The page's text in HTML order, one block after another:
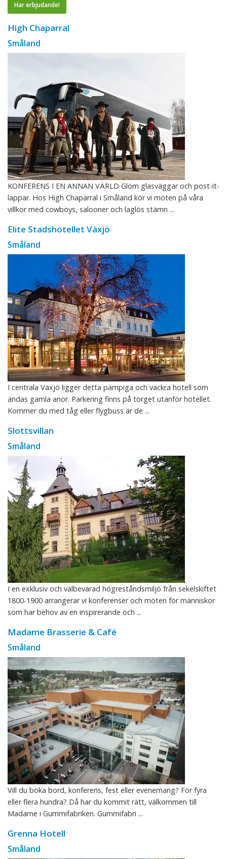
Har erbjudande!
High Chaparral
Småland
KONFERENS I EN ANNAN VÄRLD Glöm glasväggar och post-it-
lappar. Hos High Chaparral i Småland kör vi möten på våra
villkor med cowboys, salooner och laglös stämn ...
Elite Stadshotellet Växjö
Småland
I centrala Växjö ligger detta pampiga och vackra hotell som
andas gamla anor. Parkering finns på torget utanför hotellet.
Kommer du med tåg eller flygbuss är de ...
Slottsvillan
Småland
I en exklusiv och välbevarad högreståndsmiljö från sekelskiftet
1800-1900 arrangerar vi konferenser och möten för människor
som har behov av en inspirerande och ...
Madame Brasserie & Café
Småland
Vill du boka bord, konferens, fest eller evenemang? För fyra
eller flera hundra? Då har du kommit rätt, välkommen till
Madame i Gummifabriken. Gummifabri ...
Grenna Hotell
Småland